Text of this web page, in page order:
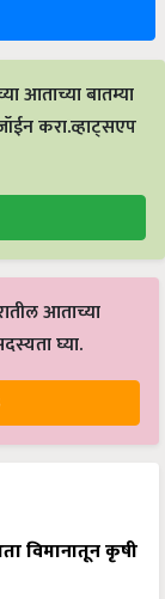
आताच्या बातम्या
करा.व्हाट्सएप
आताच्या
घ्या.
विमानातून कृषी